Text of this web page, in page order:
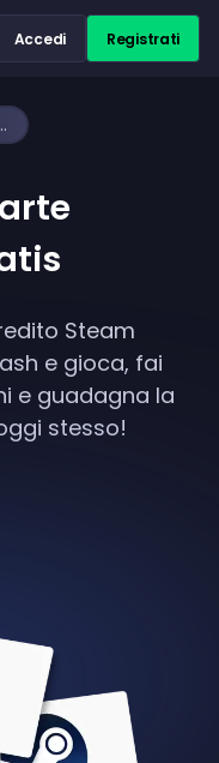
Accedi Registrati
Steam gratis
Steam
e gioca, fai
e guadagna la
stesso!